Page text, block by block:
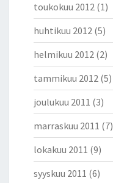
toukokuu 2012 (1)
huhtikuu 2012 (5)
helmikuu 2012 (2)
tammikuu 2012 (5)
joulukuu 2011 (3)
marraskuu 2011 (7)
lokakuu 2011 (9)
syyskuu 2011 (6)